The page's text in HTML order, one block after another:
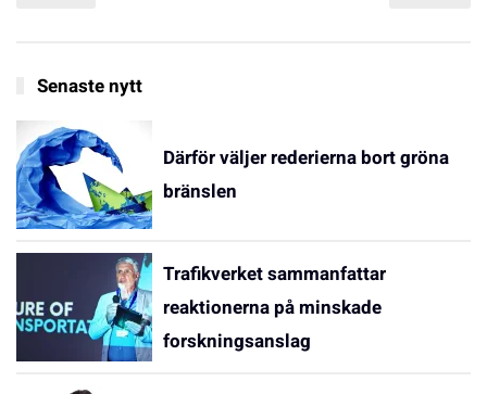
Senaste nytt
Därför väljer rederierna bort gröna
bränslen
Trafikverket sammanfattar
reaktionerna på minskade
forskningsanslag